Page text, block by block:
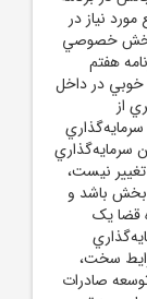
نياز در
بخش خصوصي
هفتم
خوبي در داخل
از
سرمايه‌گذاري
نيست،
بخش باشد و
قضا يک
سخت،
صادرات